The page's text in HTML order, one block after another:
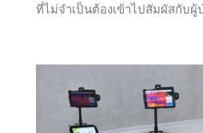
ที่ไม่จำเป็นต้องเข้าไปสัมผัสกับผู้